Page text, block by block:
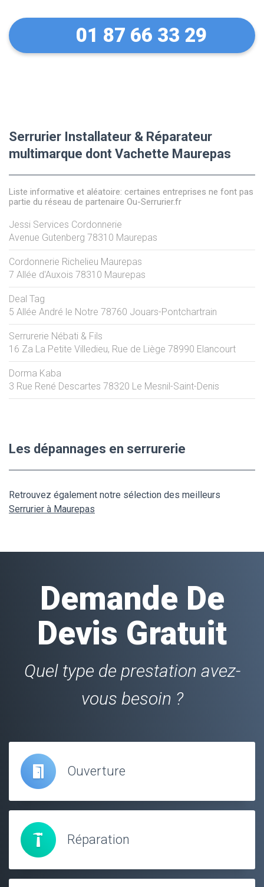
01 87 66 33 29
Serrurier Installateur & Réparateur
multimarque dont Vachette Maurepas
Liste informative et aléatoire: certaines entreprises ne font pas
partie du réseau de partenaire Ou-Serrurier.fr
Jessi Services Cordonnerie
Avenue Gutenberg 78310 Maurepas
Cordonnerie Richelieu Maurepas
7 Allée d'Auxois 78310 Maurepas
Deal Tag
5 Allée André le Notre 78760 Jouars-Pontchartrain
Serrurerie Nébati & Fils
16 Za La Petite Villedieu, Rue de Liège 78990 Elancourt
Dorma Kaba
3 Rue René Descartes 78320 Le Mesnil-Saint-Denis
Les dépannages en serrurerie
Retrouvez également notre sélection des meilleurs
Serrurier à Maurepas
Demande De
Devis Gratuit
Quel type de prestation avez-
vous besoin ?
Ouverture
Réparation